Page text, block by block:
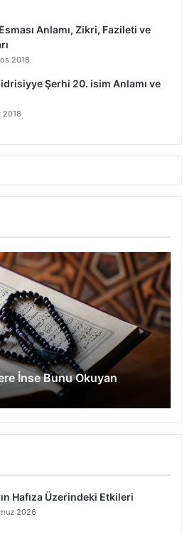
Anlamı, Zikri, Fazileti ve
2018
Şerhi 20. isim Anlamı ve
2018
İnse Bunu Okuyan
Hafıza Üzerindeki Etkileri
2026